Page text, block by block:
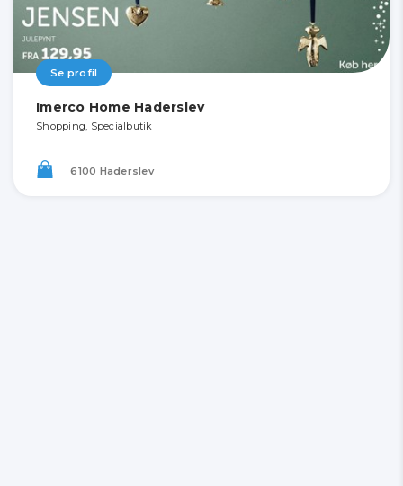
Se profil
Imerco Home Haderslev
Shopping, Specialbutik
6100 Haderslev